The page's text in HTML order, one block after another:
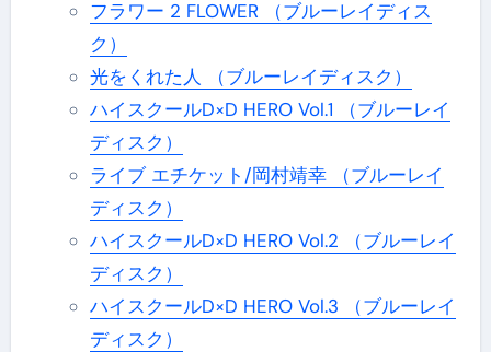
フラワー 2 FLOWER （ブルーレイディス
ク）
光をくれた人 （ブルーレイディスク）
ハイスクールD×D HERO Vol.1 （ブルーレイ
ディスク）
ライブ エチケット/岡村靖幸 （ブルーレイ
ディスク）
ハイスクールD×D HERO Vol.2 （ブルーレイ
ディスク）
ハイスクールD×D HERO Vol.3 （ブルーレイ
ディスク）